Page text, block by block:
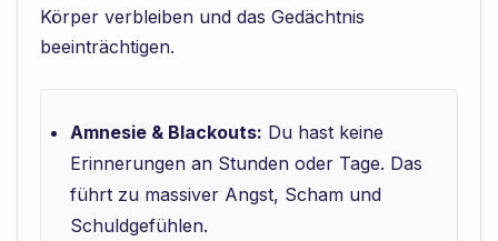
Körper verbleiben und das Gedächtnis
beeinträchtigen.
Amnesie & Blackouts: Du hast keine
Erinnerungen an Stunden oder Tage. Das
führt zu massiver Angst, Scham und
Schuldgefühlen.